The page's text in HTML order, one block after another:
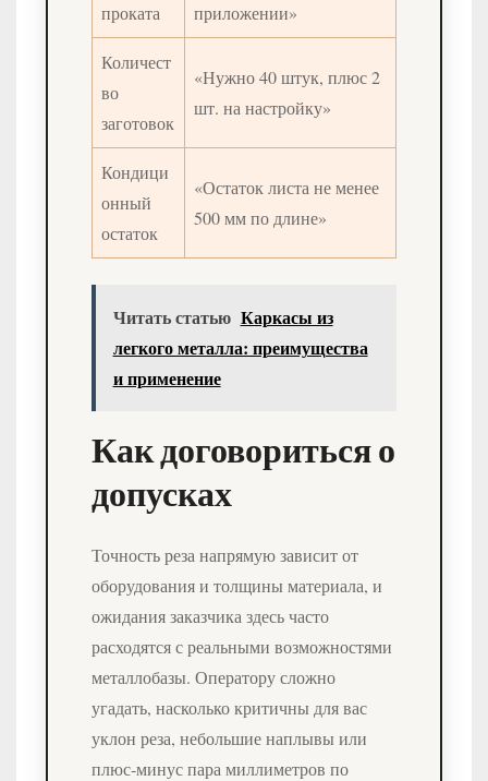
проката приложении»
Количест
во
заготовок
«Нужно 40 штук, плюс 2
шт. на настройку»
Кондици
онный
остаток
«Остаток листа не менее
500 мм по длине»
Читать статью Каркасы из
легкого металла: преимущества
и применение
Как договориться о
допусках
Точность реза напрямую зависит от
оборудования и толщины материала, и
ожидания заказчика здесь часто
расходятся с реальными возможностями
металлобазы. Оператору сложно
угадать, насколько критичны для вас
уклон реза, небольшие наплывы или
плюс‑минус пара миллиметров по